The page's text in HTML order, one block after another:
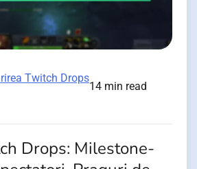
Twitch Drops
14 min read
Drops: Milestone-